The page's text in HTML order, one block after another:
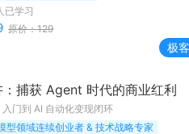
已学习
原价：129
极
捕获 Agent 时代的商业红利
门到 AI 自动化变现闭环
型领域连续创业者 & 技术战略专家